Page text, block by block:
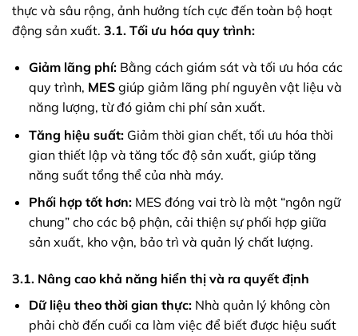
thực và sâu rộng, ảnh hưởng tích cực đến toàn bộ hoạt
động sản xuất. 3.1. Tối ưu hóa quy trình:
Giảm lãng phí:Bằng cách giám sát và tối ưu hóa các
quy trình, MESgiúp giảm lãng phí nguyên vật liệu và
năng lượng, từ đó giảm chi phí sản xuất.
Tăng hiệu suất:Giảm thời gian chết, tối ưu hóa thời
gian thiết lập và tăng tốc độ sản xuất, giúp tăng
năng suất tổng thể của nhà máy.
Phối hợp tốt hơn:MES đóng vai trò là một “ngôn ngữ
chung” cho các bộ phận, cải thiện sự phối hợp giữa
sản xuất, kho vận, bảo trì và quản lý chất lượng.
3.1. Nâng cao khả năng hiển thị và ra quyết định
Dữ liệu theo thời gian thực:Nhà quản lý không còn
phải chờ đến cuối ca làm việc để biết được hiệu suất